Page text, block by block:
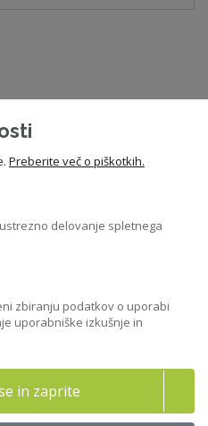
vabimo da se nam pridružite in
Letna članarina znaša 210
Slovenije v
Preberite več o piškotkih.
delovanje spletnega
zbiranju podatkov o uporabi
uporabniške izkušnje in
in zaprite